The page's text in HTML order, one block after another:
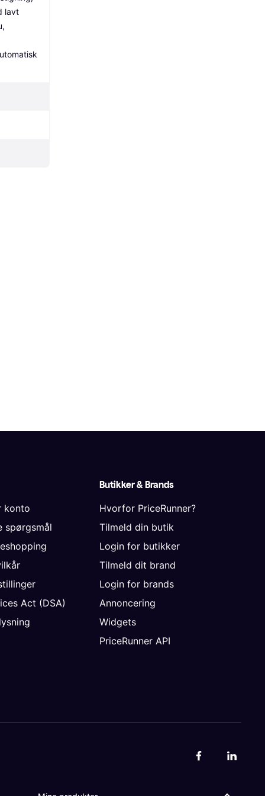
lavt
konto
spørgsmål
Act (DSA)
Butikker & Brands
Hvorfor PriceRunner?
Tilmeld din butik
Login for butikker
Tilmeld dit brand
Login for brands
Annoncering
Widgets
PriceRunner API